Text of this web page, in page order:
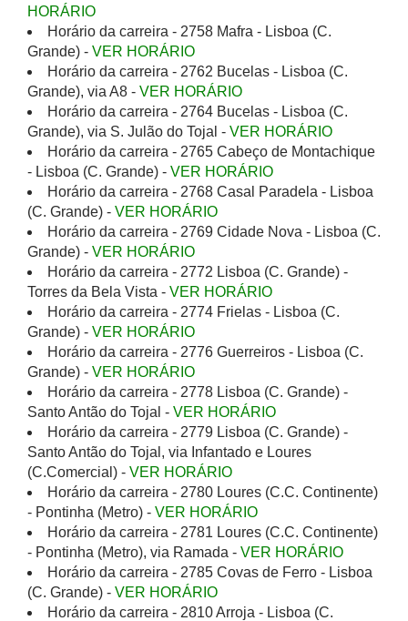
HORÁRIO
Horário da carreira - 2758 Mafra - Lisboa (C.
Grande) - VER HORÁRIO
Horário da carreira - 2762 Bucelas - Lisboa (C.
Grande), via A8 - VER HORÁRIO
Horário da carreira - 2764 Bucelas - Lisboa (C.
Grande), via S. Julão do Tojal - VER HORÁRIO
Horário da carreira - 2765 Cabeço de Montachique
- Lisboa (C. Grande) - VER HORÁRIO
Horário da carreira - 2768 Casal Paradela - Lisboa
(C. Grande) - VER HORÁRIO
Horário da carreira - 2769 Cidade Nova - Lisboa (C.
Grande) - VER HORÁRIO
Horário da carreira - 2772 Lisboa (C. Grande) -
Torres da Bela Vista - VER HORÁRIO
Horário da carreira - 2774 Frielas - Lisboa (C.
Grande) - VER HORÁRIO
Horário da carreira - 2776 Guerreiros - Lisboa (C.
Grande) - VER HORÁRIO
Horário da carreira - 2778 Lisboa (C. Grande) -
Santo Antão do Tojal - VER HORÁRIO
Horário da carreira - 2779 Lisboa (C. Grande) -
Santo Antão do Tojal, via Infantado e Loures
(C.Comercial) - VER HORÁRIO
Horário da carreira - 2780 Loures (C.C. Continente)
- Pontinha (Metro) - VER HORÁRIO
Horário da carreira - 2781 Loures (C.C. Continente)
- Pontinha (Metro), via Ramada - VER HORÁRIO
Horário da carreira - 2785 Covas de Ferro - Lisboa
(C. Grande) - VER HORÁRIO
Horário da carreira - 2810 Arroja - Lisboa (C.